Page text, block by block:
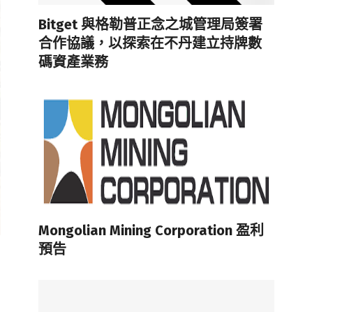
Bitget 與格勒普正念之城管理局簽署
合作協議，以探索在不丹建立持牌數
碼資產業務
Mongolian Mining Corporation 盈利
預告